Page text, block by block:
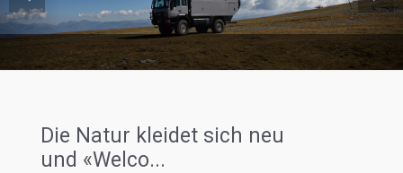
Die Natur kleidet sich neu
und «Welco...